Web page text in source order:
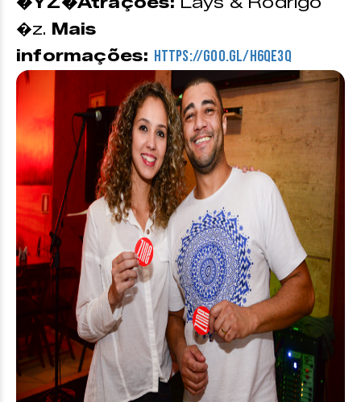
�z. Mais
informações: https://goo.gl/h6QE3q